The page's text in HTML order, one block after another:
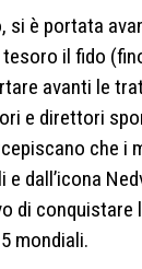
si è portata
il fido
avanti le
e direttori
che i
dall’icona
di conquistare
mondiali.